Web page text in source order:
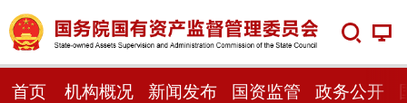
首页 机构概况 新闻发布 国资监管 政务公开